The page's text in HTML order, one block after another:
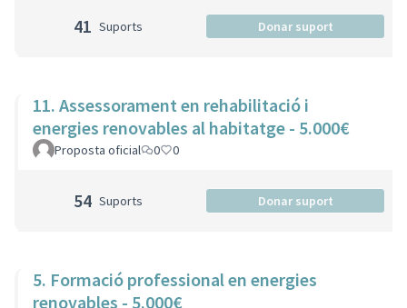
41 Suports Donar suport
11. Assessorament en rehabilitació i
energies renovables al habitatge - 5.000€
Proposta oficial 0 0
54 Suports Donar suport
5. Formació professional en energies
renovables - 5.000€